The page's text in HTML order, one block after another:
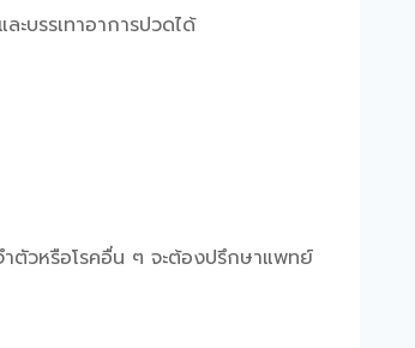
บรรเทาอาการปวดได้
ำตัวหรือโรคอื่น ๆ จะต้องปรึกษาแพทย์